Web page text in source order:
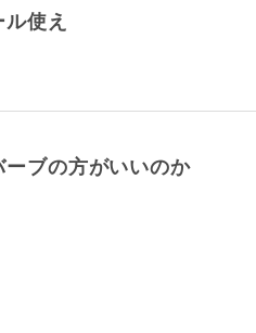
使え
ブの方がいいのか